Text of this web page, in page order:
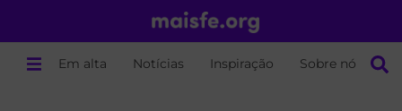
Em alta Notícias Inspiração Sobre nós